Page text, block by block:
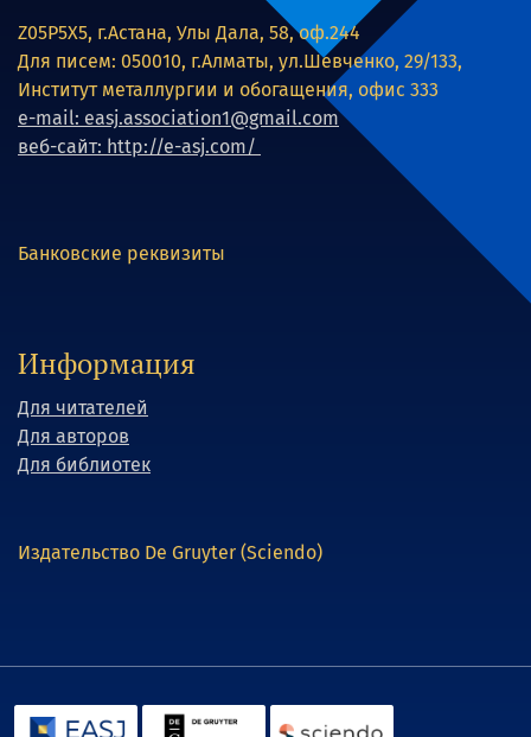
Z05P5X5, г.Астана, Улы Дала, 58, оф.244
Для писем: 050010, г.Алматы, ул.Шевченко, 29/133,
Институт металлургии и обогащения, офис 333
e-mail: easj.association1@gmail.com
веб-сайт: http://e-asj.com/
Банковские реквизиты
Информация
Для читателей
Для авторов
Для библиотек
Издательство De Gruyter (Sciendo)